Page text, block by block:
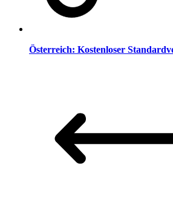
Österreich: Kostenloser